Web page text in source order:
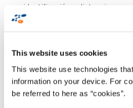
This website uses cookies
This website use technologies
information on your device. For
be referred to here as “cookies”.
identificación a distancia, por
idea de poder controlar el
integración de la solución con
gestión de Azucarera Ebro,
también forma parte del
a cabo, así como la integración